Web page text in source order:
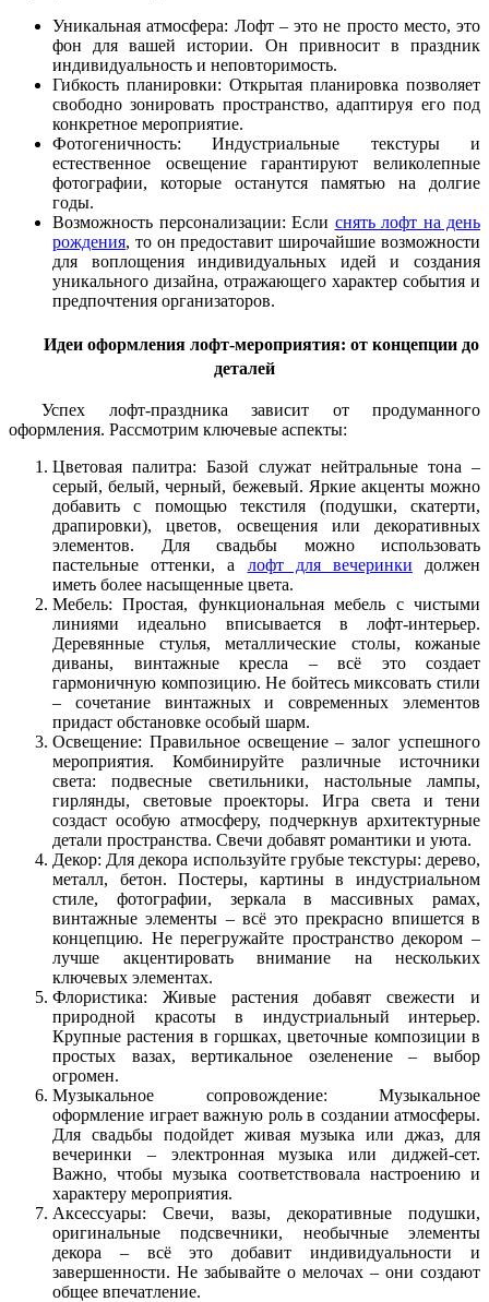
Уникальная атмосфера: Лофт – это не просто место, это
фон для вашей истории. Он привносит в праздник
индивидуальность и неповторимость.
Гибкость планировки: Открытая планировка позволяет
свободно зонировать пространство, адаптируя его под
конкретное мероприятие.
Фотогеничность: Индустриальные текстуры и
естественное освещение гарантируют великолепные
фотографии, которые останутся памятью на долгие
годы.
Возможность персонализации: Если снять лофт на день
рождения, то он предоставит широчайшие возможности
для воплощения индивидуальных идей и создания
уникального дизайна, отражающего характер события и
предпочтения организаторов.
Идеи оформления лофт-мероприятия: от концепции до
деталей
Успех лофт-праздника зависит от продуманного
оформления. Рассмотрим ключевые аспекты:
Цветовая палитра: Базой служат нейтральные тона –
серый, белый, черный, бежевый. Яркие акценты можно
добавить с помощью текстиля (подушки, скатерти,
драпировки), цветов, освещения или декоративных
элементов. Для свадьбы можно использовать
пастельные оттенки, а лофт для вечеринки должен
иметь более насыщенные цвета.
Мебель: Простая, функциональная мебель с чистыми
линиями идеально вписывается в лофт-интерьер.
Деревянные стулья, металлические столы, кожаные
диваны, винтажные кресла – всё это создает
гармоничную композицию. Не бойтесь миксовать стили
– сочетание винтажных и современных элементов
придаст обстановке особый шарм.
Освещение: Правильное освещение – залог успешного
мероприятия. Комбинируйте различные источники
света: подвесные светильники, настольные лампы,
гирлянды, световые проекторы. Игра света и тени
создаст особую атмосферу, подчеркнув архитектурные
детали пространства. Свечи добавят романтики и уюта.
Декор: Для декора используйте грубые текстуры: дерево,
металл, бетон. Постеры, картины в индустриальном
стиле, фотографии, зеркала в массивных рамах,
винтажные элементы – всё это прекрасно впишется в
концепцию. Не перегружайте пространство декором –
лучше акцентировать внимание на нескольких
ключевых элементах.
Флористика: Живые растения добавят свежести и
природной красоты в индустриальный интерьер.
Крупные растения в горшках, цветочные композиции в
простых вазах, вертикальное озеленение – выбор
огромен.
Музыкальное сопровождение: Музыкальное
оформление играет важную роль в создании атмосферы.
Для свадьбы подойдет живая музыка или джаз, для
вечеринки – электронная музыка или диджей-сет.
Важно, чтобы музыка соответствовала настроению и
характеру мероприятия.
Аксессуары: Свечи, вазы, декоративные подушки,
оригинальные подсвечники, необычные элементы
декора – всё это добавит индивидуальности и
завершенности. Не забывайте о мелочах – они создают
общее впечатление.